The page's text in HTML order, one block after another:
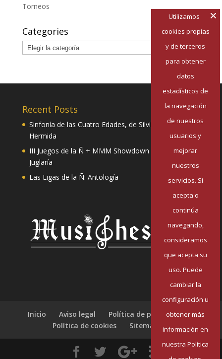
Torneos
Categories
Categories
Recent Posts
Sinfonía de las Cuatro Edades, de Silvia Pazos
Hermida
III Juegos de la Ñ + MMM Showdown II: Mester de
Juglaría
Las Ligas de la Ñ: Antología
Inicio Aviso legal
Política de privacidad
Política de cookies
Sitemap
Utilizamos
cookies propias
y de terceros
para obtener
datos
estadísticos de
la navegación
de nuestros
usuarios y
mejorar
nuestros
servicios. Si
acepta o
continúa
navegando,
consideramos
que acepta su
uso. Puede
cambiar la
configuración u
obtener más
información en
nuestra Política